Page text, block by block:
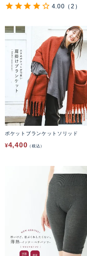
4.00 （2）
ポケットブランケットソリッド
¥4,400 税込